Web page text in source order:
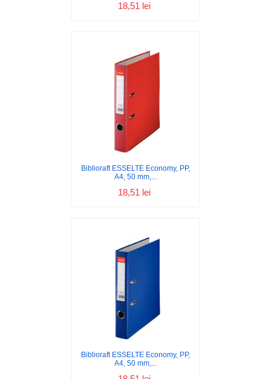
18,51 lei
Biblioraft ESSELTE Economy, PP,
A4, 50 mm,...
18,51 lei
Biblioraft ESSELTE Economy, PP,
A4, 50 mm,...